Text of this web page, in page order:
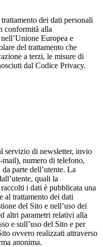
dei dati personali
conformità alla
Europea e
del trattamento che
a terzi, le misure di
dal Codice Privacy.
servizio di newsletter, invio
numero di telefono,
parte dell’utente. La
quali la
i dati è pubblicata una
al trattamento dei dati
del Sito e nell’uso dei
altri parametri relativi alla
e sull’uso del Sito e per
ovvero realizzati attraverso
anonima.